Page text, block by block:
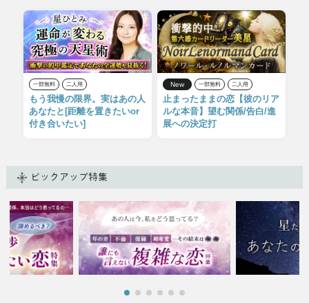
一部無料 二人用
もう我慢の限界。実はあの人
あなたと[距離を置きたいor
付き合いたい]
New 一部無料 二人用
止まったままの恋【彼のリア
ルな本音】望む関係/告白/進
展への決定打
ピックアップ特集